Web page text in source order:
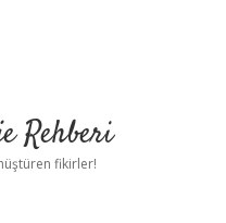
Rehberi
fikirler!